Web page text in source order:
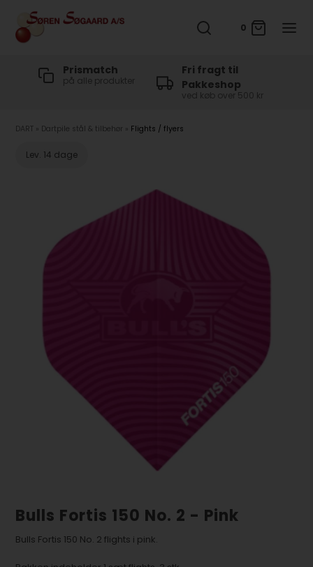
0
Prismatch
på alle produkter
Fri fragt til
Pakkeshop
ved køb over 500 kr
DART Dartpile stål & tilbehør Flights / flyers
Lev. 14 dage
Bulls Fortis 150 No. 2 - Pink
Bulls Fortis 150 No. 2 flights i pink.